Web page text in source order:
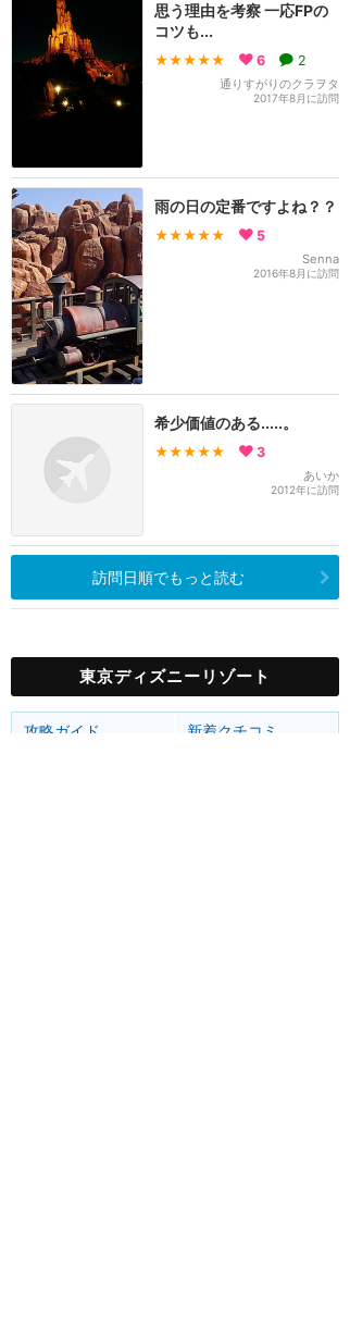
思う理由を考察 一応FPの
コツも...
★★★★★ 6 2
通りすがりのクラヲタ
2017年8月に訪問
雨の日の定番ですよね？？
★★★★★ 5
Senna
2016年8月に訪問
希少価値のある.....。
★★★★★ 3
あいか
2012年に訪問
訪問日順でもっと読む
東京ディズニーリゾート
攻略ガイド
新着クチコミ